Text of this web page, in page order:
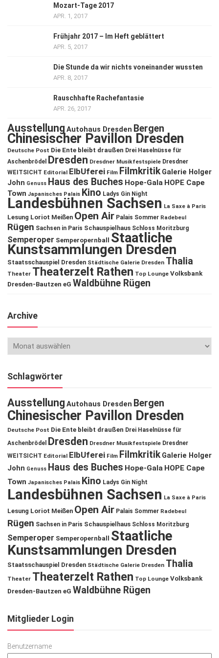
Mozart-Tage 2017
APR. 1, 2017
Frühjahr 2017 – Im Heft geblättert
APR. 5, 2017
Die Stunde da wir nichts voneinander wussten
APR. 8, 2017
Rauschhafte Rachefantasie
APR. 26, 2017
Ausstellung Autohaus Dresden Bergen
Chinesischer Pavillon Dresden
Deutsche Post Die Ente bleibt draußen Drei Haselnüsse für
Aschenbrödel
Dresden Dresdner Musikfestspiele Dresdner
WEITSICHT Editorial ElbUferei Film Filmkritik Galerie Holger
John Genuss Haus des Buches Hope-Gala HOPE Cape
Town Japanisches Palais Kino Ladys Gin Night
Landesbühnen Sachsen La Saxe à Paris
Lesung Loriot Meißen Open Air Palais Sommer Radebeul
Rügen Sachsen in Paris Schauspielhaus Schloss Moritzburg
Semperoper Semperopernball Staatliche
Kunstsammlungen Dresden
Staatsschauspiel Dresden Städtische Galerie Dresden Thalia
Theater Theaterzelt Rathen Top Lounge Volksbank
Dresden-Bautzen eG Waldbühne Rügen
Archive
Schlagwörter
Ausstellung Autohaus Dresden Bergen
Chinesischer Pavillon Dresden
Deutsche Post Die Ente bleibt draußen Drei Haselnüsse für
Aschenbrödel
Dresden Dresdner Musikfestspiele Dresdner
WEITSICHT Editorial ElbUferei Film Filmkritik Galerie Holger
John Genuss Haus des Buches Hope-Gala HOPE Cape
Town Japanisches Palais Kino Ladys Gin Night
Landesbühnen Sachsen La Saxe à Paris
Lesung Loriot Meißen Open Air Palais Sommer Radebeul
Rügen Sachsen in Paris Schauspielhaus Schloss Moritzburg
Semperoper Semperopernball
Staatliche
Kunstsammlungen Dresden
Staatsschauspiel Dresden Städtische Galerie Dresden Thalia
Theater Theaterzelt Rathen Top Lounge Volksbank
Dresden-Bautzen eG Waldbühne Rügen
Mitglieder Login
Benutzername